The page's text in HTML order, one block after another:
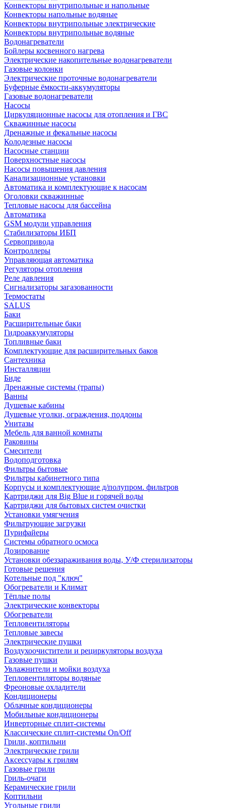
Конвекторы внутрипольные и напольные
Конвекторы напольные водяные
Конвекторы внутрипольные электрические
Конвекторы внутрипольные водяные
Водонагреватели
Бойлеры косвенного нагрева
Электрические накопительные водонагреватели
Газовые колонки
Электрические проточные водонагреватели
Буферные ёмкости-аккумуляторы
Газовые водонагреватели
Насосы
Циркуляционные насосы для отопления и ГВС
Скважинные насосы
Дренажные и фекальные насосы
Колодезные насосы
Насосные станции
Поверхностные насосы
Насосы повышения давления
Канализационные установки
Автоматика и комплектующие к насосам
Оголовки скважинные
Тепловые насосы для бассейна
Автоматика
GSM модули управления
Стабилизаторы ИБП
Сервопривода
Контроллеры
Управляющая автоматика
Регуляторы отопления
Реле давления
Сигнализаторы загазованности
Термостаты
SALUS
Баки
Расширительные баки
Гидроаккумуляторы
Топливные баки
Комплектующие для расширительных баков
Сантехника
Инсталляции
Биде
Дренажные системы (трапы)
Ванны
Душевые кабины
Душевые уголки, ограждения, поддоны
Унитазы
Мебель для ванной комнаты
Раковины
Смесители
Водоподготовка
Фильтры бытовые
Фильтры кабинетного типа
Корпусы и комплектующие д/полупром. фильтров
Картриджи для Big Blue и горячей воды
Картриджи для бытовых систем очистки
Установки умягчения
Фильтрующие загрузки
Пурифайеры
Системы обратного осмоса
Дозирование
Установки обеззараживания воды, У/Ф стерилизаторы
Готовые решения
Котельные под "ключ"
Обогреватели и Климат
Тёплые полы
Электрические конвекторы
Обогреватели
Тепловентиляторы
Тепловые завесы
Электрические пушки
Воздухоочистители и рециркуляторы воздуха
Газовые пушки
Увлажнители и мойки воздуха
Тепловентиляторы водяные
Фреоновые охладители
Кондиционеры
Облачные кондиционеры
Мобильные кондиционеры
Инверторные сплит-системы
Классические сплит-системы On/Off
Грили, коптильни
Электрические грили
Аксессуары к грилям
Газовые грили
Гриль-очаги
Керамические грили
Коптильни
Угольные грили